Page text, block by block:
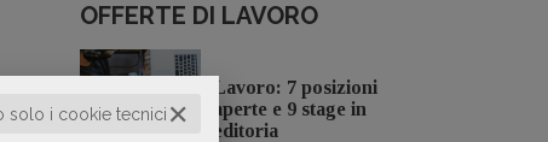
✕
solo i cookie tecnici
OFFERTE DI LAVORO
Lavoro: 7 posizioni
aperte e 9 stage in
editoria